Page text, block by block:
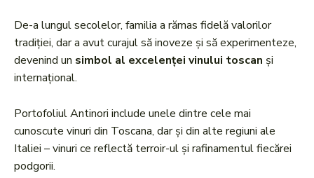
De-a lungul secolelor, familia a rămas fidelă valorilor
tradiției, dar a avut curajul să inoveze și să experimenteze,
devenind un simbol al excelenței vinului toscan și
internațional.
Portofoliul Antinori include unele dintre cele mai
cunoscute vinuri din Toscana, dar și din alte regiuni ale
Italiei – vinuri ce reflectă terroir-ul și rafinamentul fiecărei
podgorii.